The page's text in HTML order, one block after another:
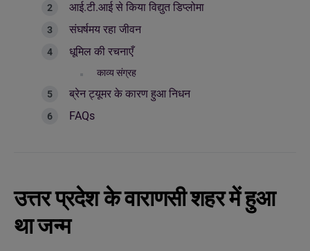
आई.टी.आई से किया विद्युत डिप्लोमा
संघर्षमय रहा जीवन
धूमिल की रचनाएँ
काव्य संग्रह
ब्रेन ट्यूमर के कारण हुआ निधन
FAQs
उत्तर प्रदेश के वाराणसी शहर में हुआ
था जन्म